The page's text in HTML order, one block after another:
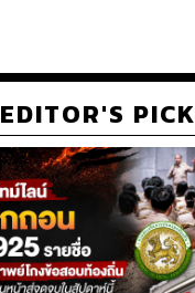
EDITOR'S PICK